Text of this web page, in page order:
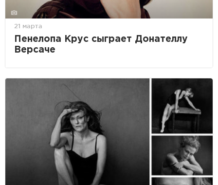
21 марта
Пенелопа Крус сыграет Донателлу
Версаче